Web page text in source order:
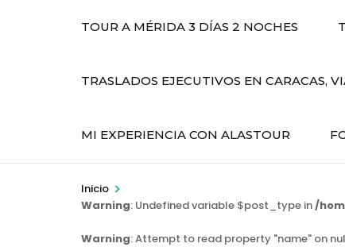
TOUR A MÉRIDA 3 DÍAS 2 NOCHES
TRASLADOS EJECUTIVOS EN CARACAS,
MI EXPERIENCIA CON ALASTOUR
Inicio >
Warning: Undefined variable $post_type in/
Warning: Attempt to read property "name" on